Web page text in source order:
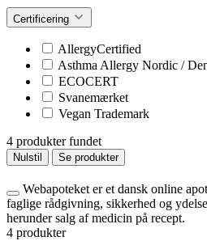
Certificering
AllergyCertified
Asthma Allergy Nordic /
ECOCERT
Svanemærket
Vegan Trademark
4 produkter fundet
Nulstil Se produkter
Webapoteket er et dansk online
faglige rådgivning, sikkerhed og
herunder salg af medicin på recept.
4 produkter